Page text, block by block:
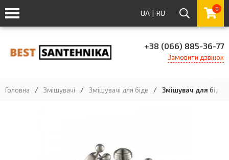
UA | RU 0
+38 (066) 885-36-77
Замовити дзвінок
Головна / Змішувачі / Змішувачі для біде / Змішувач для біде